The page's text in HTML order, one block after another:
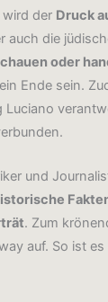
wird der Druck
auch die
oder
Ende sein.
Luciano
und
. Zum
auf. So ist